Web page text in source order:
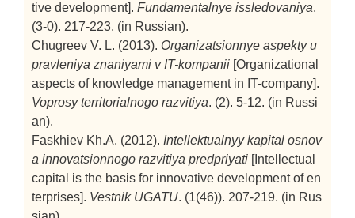
tive development]. Fundamentalnye issledovaniya.
(3-0). 217-223. (in Russian).
Chugreev V. L. (2013). Organizatsionnye aspekty u
pravleniya znaniyami v IT-kompanii [Organizational
aspects of knowledge management in IT-company].
Voprosy territorialnogo razvitiya. (2). 5-12. (in Russi
an).
Faskhiev Kh.A. (2012). Intellektualnyy kapital osnov
a innovatsionnogo razvitiya predpriyati [Intellectual
capital is the basis for innovative development of en
terprises]. Vestnik UGATU. (1(46)). 207-219. (in Rus